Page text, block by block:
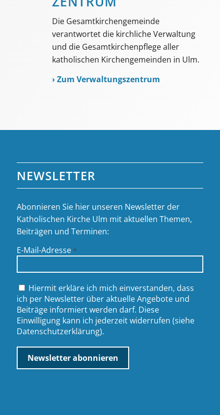
Die Gesamtkirchengemeinde
verantwortet die kirchliche Verwaltung
und die Gesamtkirchenpflege aller
katholischen Kirchengemeinden in Ulm.
› Zum Verwaltungszentrum
NEWSLETTER
Abonnieren Sie hier unseren Newsletter der
Katholischen Kirche Ulm mit aktuellen Themen,
Beiträgen und Terminen:
E-Mail-Adresse *
Hiermit erkläre ich mich einverstanden, dass
ich per Newsletter über aktuelle Angebote und
Beiträge informiert werden darf. Diese
Einwilligung kann ich jederzeit widerrufen (siehe
Datenschutzerklärung).